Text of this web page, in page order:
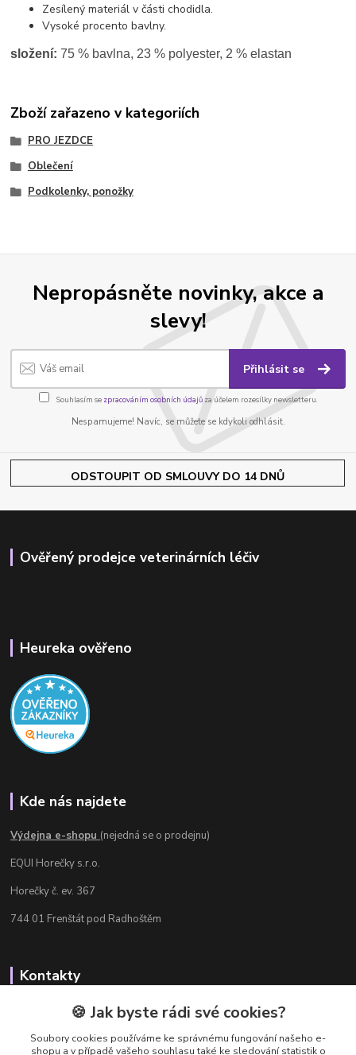
Zesílený materiál v části chodidla.
Vysoké procento bavlny.
složení: 75 % bavlna, 23 % polyester, 2 % elastan
Zboží zařazeno v kategoriích
PRO JEZDCE
Oblečení
Podkolenky, ponožky
Nepropásněte novinky, akce a
slevy!
Přihlásit se
Souhlasím se zpracováním osobních údajůza účelem rozesílky newsletteru.
Nespamujeme! Navíc, se můžete se kdykoli odhlásit.
ODSTOUPIT OD SMLOUVY DO 14 DNŮ
Ověřený prodejce veterinárních léčiv
Heureka ověřeno
Kde nás najdete
Výdejna e-shopu (nejedná se o prodejnu)
EQUI Horečky s.r.o.
Horečky č. ev. 367
744 01 Frenštát pod Radhoštěm
Kontakty
Radka Chamrádová
+420 737 484 708
Výdejna e-shopu: Po-Ne, 8-20 hod.
🍪 Jak byste rádi své cookies?
Soubory cookies používáme ke správnému fungování našeho e-
shopu a v případě vašeho souhlasu také ke sledování statistik o